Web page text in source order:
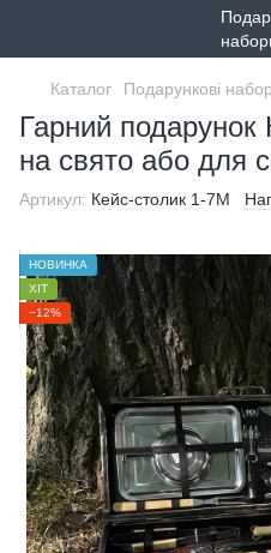
Каталог Подарункові
Гарний
на свято або для
Артикул: Кейс-столик 1-7М
НОВИНКА
ХІТ
−12%